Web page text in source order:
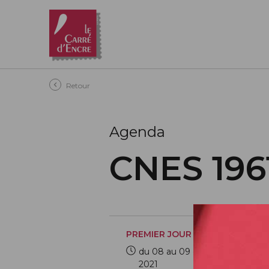
Aller au contenu principal
Retour
Agenda
CNES
PREMIER JOUR
du 08 au 09 octobre
2021